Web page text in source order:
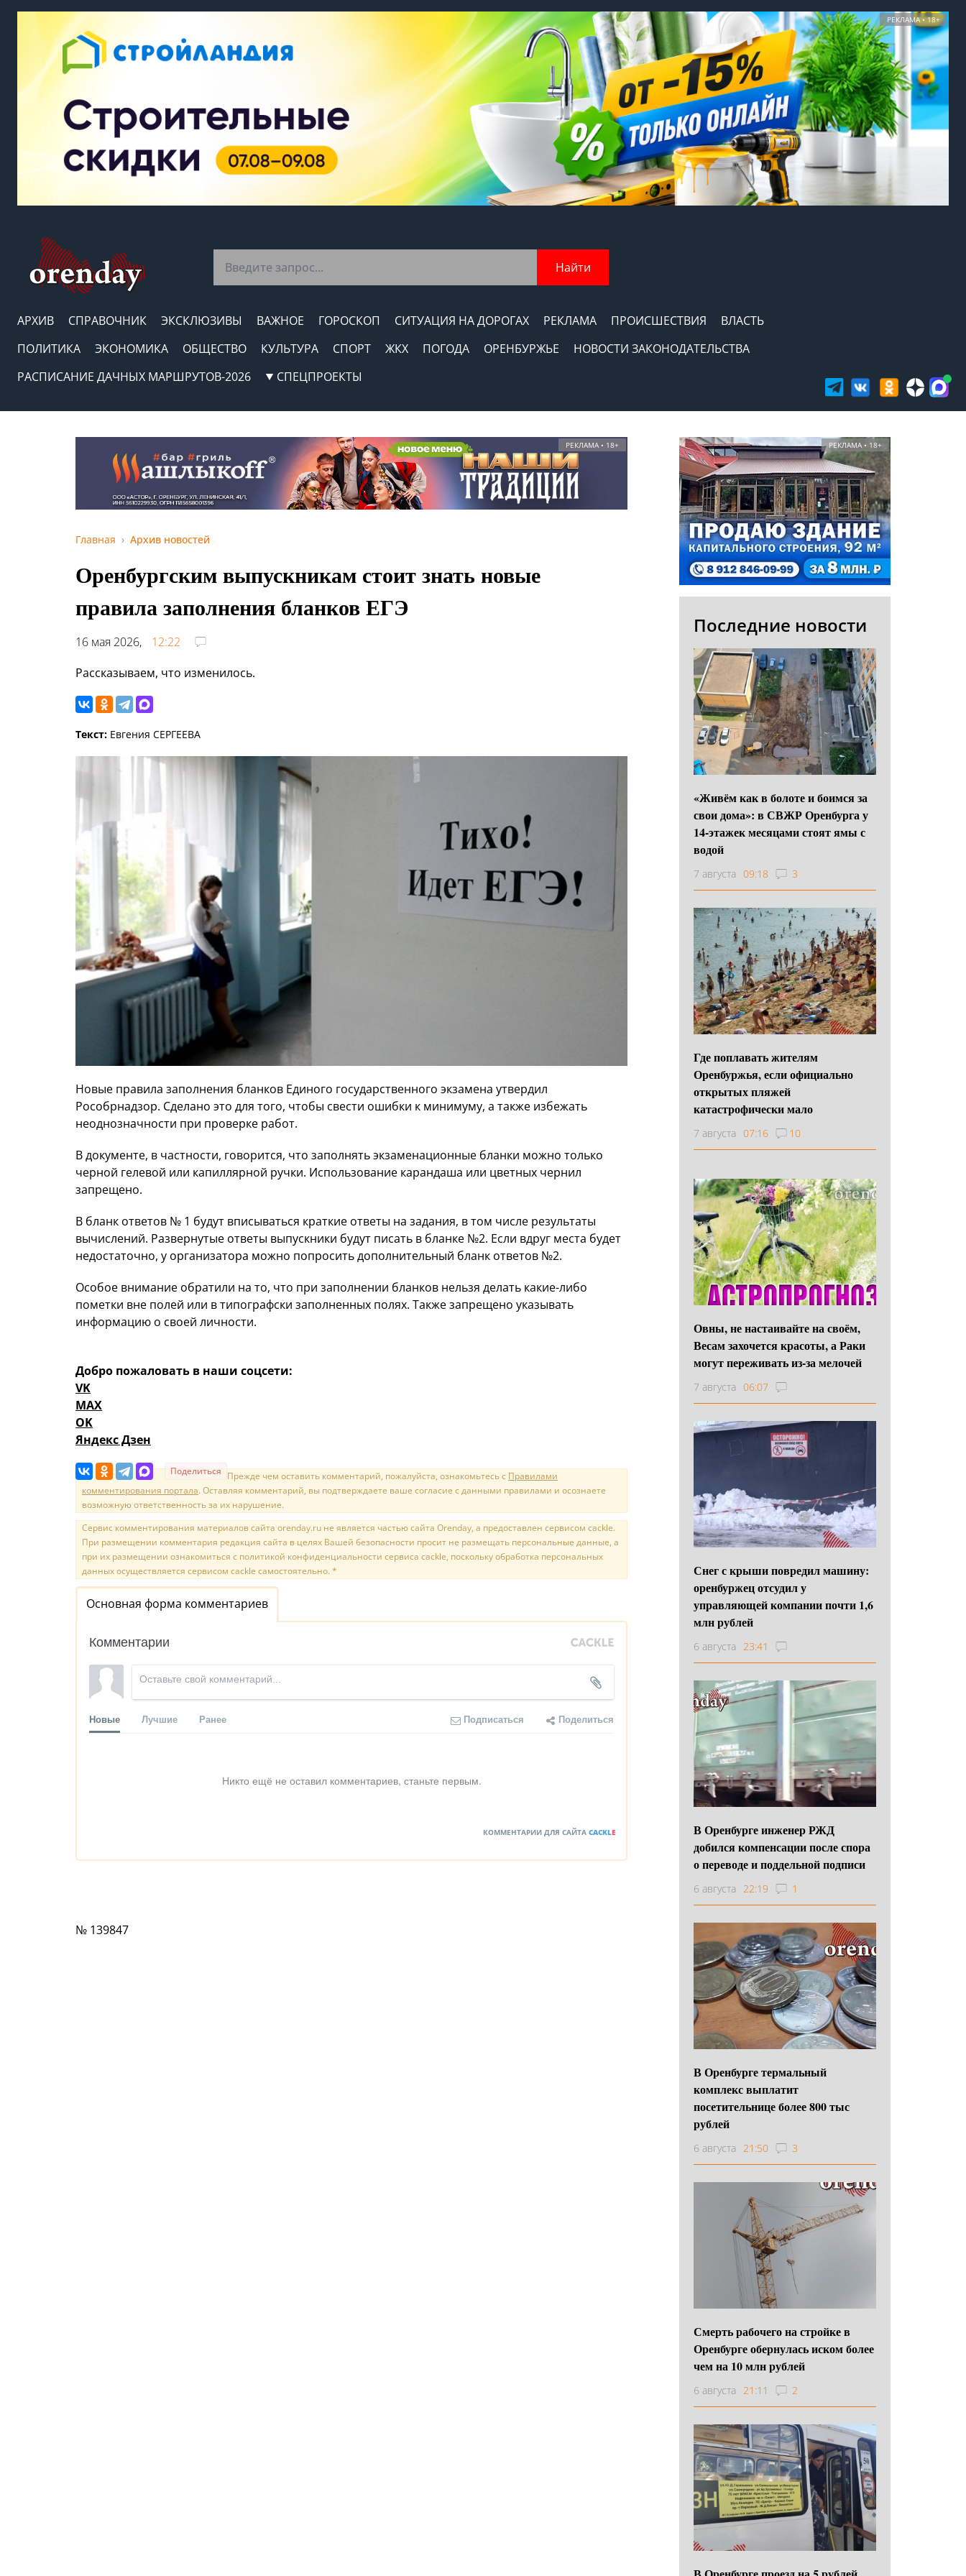
РЕКЛАМА • 18+
Найти
АРХИВ СПРАВОЧНИК ЭКСКЛЮЗИВЫ ВАЖНОЕ ГОРОСКОП СИТУАЦИЯ НА ДОРОГАХ РЕКЛАМА ПРОИСШЕСТВИЯ
ВЛАСТЬ
ПОЛИТИКА
ЭКОНОМИКА ОБЩЕСТВО КУЛЬТУРА СПОРТ ЖКХ ПОГОДА ОРЕНБУРЖЬЕ
НОВОСТИ ЗАКОНОДАТЕЛЬСТВА
РАСПИСАНИЕ ДАЧНЫХ МАРШРУТОВ-2026
СПЕЦПРОЕКТЫ
РЕКЛАМА • 18+
Главная Архив новостей
Оренбургским выпускникам стоит знать новые
правила заполнения бланков ЕГЭ
16 мая 2026,
12:22
Рассказываем, что изменилось.
Текст: Евгения СЕРГЕЕВА
Новые правила заполнения бланков Единого государственного экзамена утвердил
Рособрнадзор. Сделано это для того, чтобы свести ошибки к минимуму, а также избежать
неоднозначности при проверке работ.
В документе, в частности, говорится, что заполнять экзаменационные бланки можно только
черной гелевой или капиллярной ручки. Использование карандаша или цветных чернил
запрещено.
В бланк ответов № 1 будут вписываться краткие ответы на задания, в том числе результаты
вычислений. Развернутые ответы выпускники будут писать в бланке №2. Если вдруг места будет
недостаточно, у организатора можно попросить дополнительный бланк ответов №2.
Особое внимание обратили на то, что при заполнении бланков нельзя делать какие-либо
пометки вне полей или в типографски заполненных полях. Также запрещено указывать
информацию о своей личности.
Добро пожаловать в наши соцсети:
VK
MAX
OK
Яндекс Дзен
Поделиться Прежде чем оставить комментарий, пожалуйста, ознакомьтесь с Правилами
комментирования портала. Оставляя комментарий, вы подтверждаете ваше согласие с данными правилами и осознаете
возможную ответственность за их нарушение.
Сервис комментирования материалов сайта orenday.ru не является частью сайта Orenday, а предоставлен сервисом cackle.
При размещении комментария редакция сайта в целях Вашей безопасности просит не размещать персональные данные, а
при их размещении ознакомиться с политикой конфиденциальности сервиса cackle, поскольку обработка персональных
данных осуществляется сервисом cackle самостоятельно. *
Основная форма комментариев
Комментарии
Новые Лучшие Ранее Подписаться Поделиться
Никто ещё не оставил комментариев, станьте первым.
КОММЕНТАРИИ ДЛЯ САЙТА CACKLE
№ 139847
РЕКЛАМА • 18+
Последние новости
«Живём как в болоте и боимся за
свои дома»: в СВЖР Оренбурга у
14-этажек месяцами стоят ямы с
водой
7 августа 09:18 3
Где поплавать жителям
Оренбуржья, если официально
открытых пляжей
катастрофически мало
7 августа 07:16 10
Овны, не настаивайте на своём,
Весам захочется красоты, а Раки
могут переживать из-за мелочей
7 августа 06:07
Снег с крыши повредил машину:
оренбуржец отсудил у
управляющей компании почти 1,6
млн рублей
6 августа 23:41
В Оренбурге инженер РЖД
добился компенсации после спора
о переводе и поддельной подписи
6 августа 22:19 1
В Оренбурге термальный
комплекс выплатит
посетительнице более 800 тыс
рублей
6 августа 21:50 3
Смерть рабочего на стройке в
Оренбурге обернулась иском более
чем на 10 млн рублей
6 августа 21:11 2